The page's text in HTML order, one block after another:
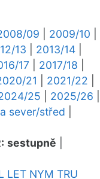
09 2009/10
13 2013/14
17 2017/18
21 2021/22
25 2025/26
sever/střed
sestupně
LET NYM TRU